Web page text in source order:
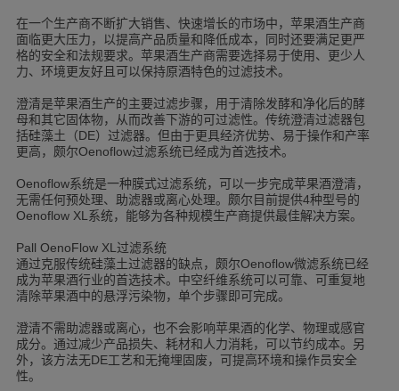
在一个生产商不断扩大销售、快速增长的市场中，苹果酒生产商
面临更大压力，以提高产品质量和降低成本，同时还要满足更严
格的安全和法规要求。苹果酒生产商需要选择易于使用、更少人
力、环境更友好且可以保持原酒特色的过滤技术。
澄清是苹果酒生产的主要过滤步骤，用于清除发酵和净化后的酵
母和其它固体物，从而改善下游的可过滤性。传统澄清过滤器包
括硅藻土（DE）过滤器。但由于更具经济优势、易于操作和产率
更高，颇尔Oenoflow过滤系统已经成为首选技术。
Oenoflow系统是一种膜式过滤系统，可以一步完成苹果酒澄清，
无需任何预处理、助滤器或离心处理。颇尔目前提供4种型号的
Oenoflow XL 系统，能够为各种规模生产商提供最佳解决方案。
Pall OenoFlow XL 过滤系统
通过克服传统硅藻土过滤器的缺点，颇尔Oenoflow微滤系统已经
成为苹果酒行业的首选技术。中空纤维系统可以可靠、可重复地
清除苹果酒中的悬浮污染物，单个步骤即可完成。
澄清不需助滤器或离心，也不会影响苹果酒的化学、物理或感官
成分。通过减少产品损失、耗材和人力消耗，可以节约成本。另
外，该方法无DE工艺和无掩埋固废，可提高环境和操作员安全
性。